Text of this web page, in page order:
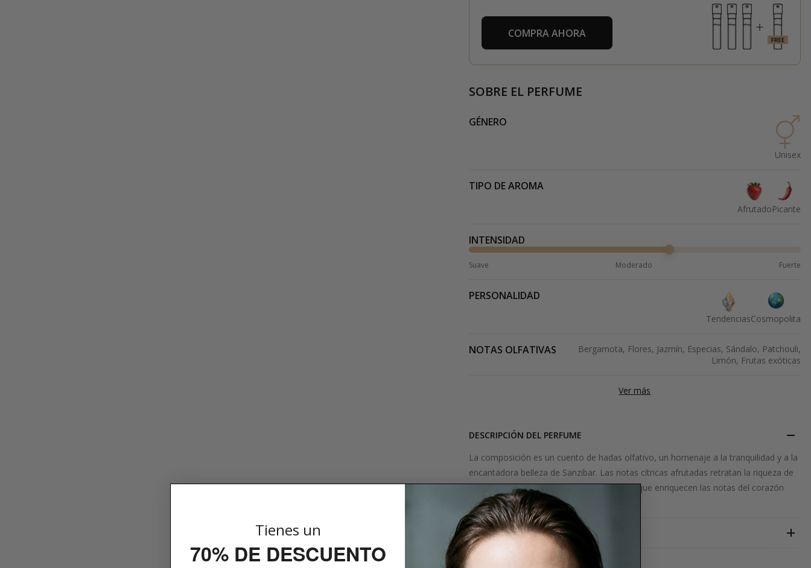
COMPRA AHORA
SOBRE EL PERFUME
GÉNERO
Unisex
TIPO DE AROMA
AfrutadoPicante
INTENSIDAD
Suave Moderado Fuerte
PERSONALIDAD
TendenciasCosmopolita
NOTAS OLFATIVAS
Bergamota, Flores, Jazmín, Especias, Sándalo, Patchouli,
Limón, Frutas exóticas
Ver más
DESCRIPCIÓN DEL PERFUME
La composición es un cuento de hadas olfativo, un homenaje a la tranquilidad y a la
encantadora belleza de Sanzibar. Las notas cítricas afrutadas retratan la riqueza de
la isla, también conocida por sus especias, que enriquecen las notas del corazón
junto con la magnolia y el jazmín.
SOBRE LA MARCA BLEND OUD
Tienes un
70% DE DESCUENTO